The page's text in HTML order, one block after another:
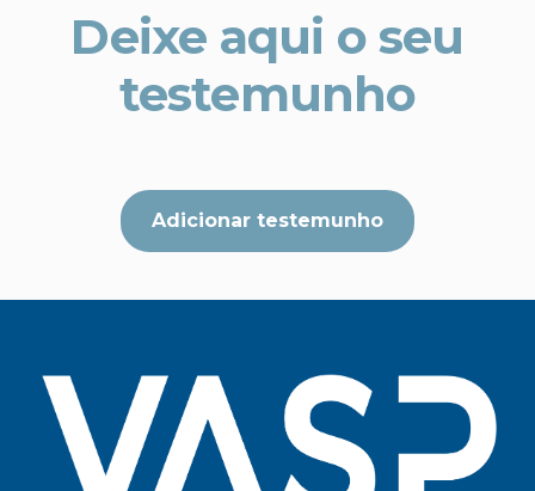
Deixe aqui o seu
testemunho
Adicionar testemunho